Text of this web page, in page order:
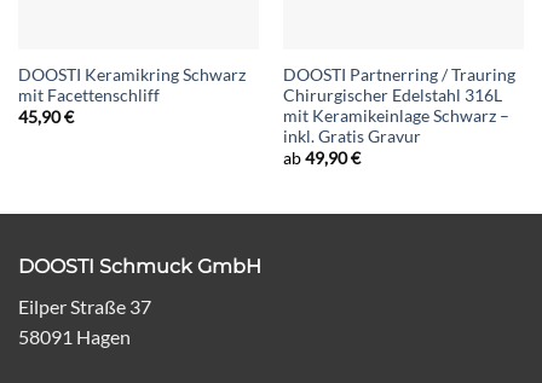
DOOSTI Keramikring Schwarz
mit Facettenschliff
45,90€
DOOSTI Partnerring / Trauring
Chirurgischer Edelstahl 316L
mit Keramikeinlage Schwarz –
inkl. Gratis Gravur
ab49,90€
DOOSTI Schmuck GmbH
Eilper Straße 37
58091 Hagen